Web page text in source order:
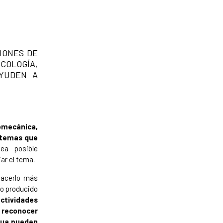
DE
A
que
posible
el tema.
más
producido